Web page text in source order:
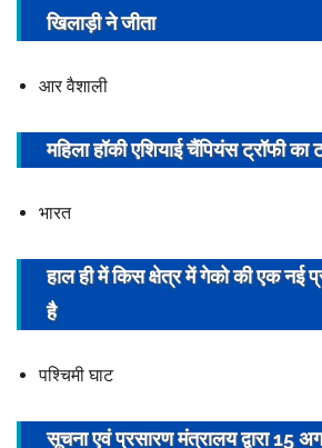
खिलाड़ी ने जीता
आर वैशाली
महिला हॉकी एशियाई चैंपियंस ट्रॉफी
भारत
हाल ही में किस क्षेत्र में गेको की एक नई
है
पश्चिमी घाट
सूचना एवं प्रसारण मंत्रालय द्वारा 15